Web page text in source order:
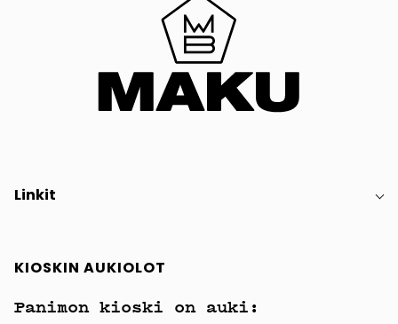
Linkit
KIOSKIN AUKIOLOT
Panimon kioski on auki: